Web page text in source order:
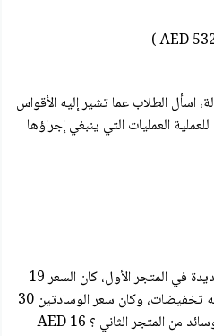
اسأل الطلاب عما تشير إليه الأقواس
العمليات التي ينبغي إجراؤها
تتسوق والدة زايد لشراء وسائد جديدة في المتجر الأول، كان السعر 19
AED للوسادة. المتجر الثاني كان به تخفيضات، وكان سعر الوسادتين 30